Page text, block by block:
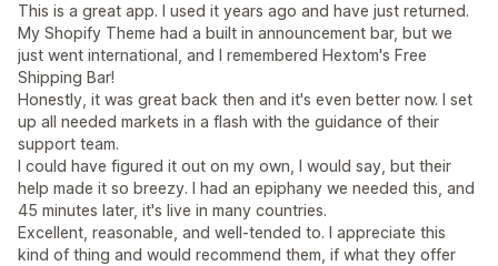
This is a great app. I used it years ago and have just returned.
My Shopify Theme had a built in announcement bar, but we
just went international, and I remembered Hextom's Free
Shipping Bar!
Honestly, it was great back then and it's even better now. I set
up all needed markets in a flash with the guidance of their
support team.
I could have figured it out on my own, I would say, but their
help made it so breezy. I had an epiphany we needed this, and
45 minutes later, it's live in many countries.
Excellent, reasonable, and well-tended to. I appreciate this
kind of thing and would recommend them, if what they offer